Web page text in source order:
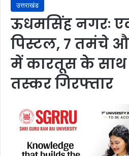
उत्तराखंड
ऊधमसिंह नगरः
पिस्टल, 7 तमंचे और
में कारतूस के साथ
तस्कर गिरफ्तार